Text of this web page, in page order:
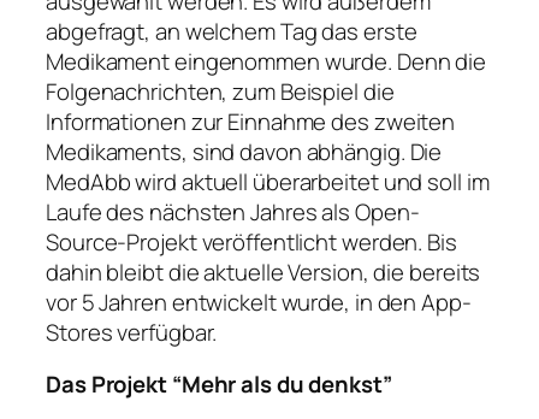
abgefragt, an welchem Tag das erste
Medikament eingenommen wurde. Denn die
Folgenachrichten, zum Beispiel die
Informationen zur Einnahme des zweiten
Medikaments, sind davon abhängig. Die
MedAbb wird aktuell überarbeitet und soll im
Laufe des nächsten Jahres als Open-
Source-Projekt veröffentlicht werden. Bis
dahin bleibt die aktuelle Version, die bereits
vor 5 Jahren entwickelt wurde, in den App-
Stores verfügbar.
Das Projekt “Mehr als du denkst”